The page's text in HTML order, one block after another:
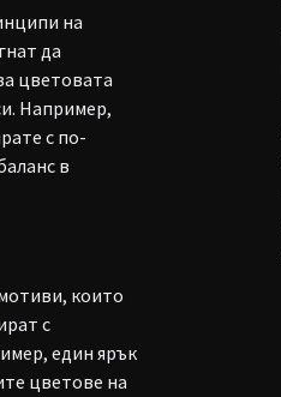
на
да
цветовата
Например,
с по-
в
които
с
един ярък
цветове на